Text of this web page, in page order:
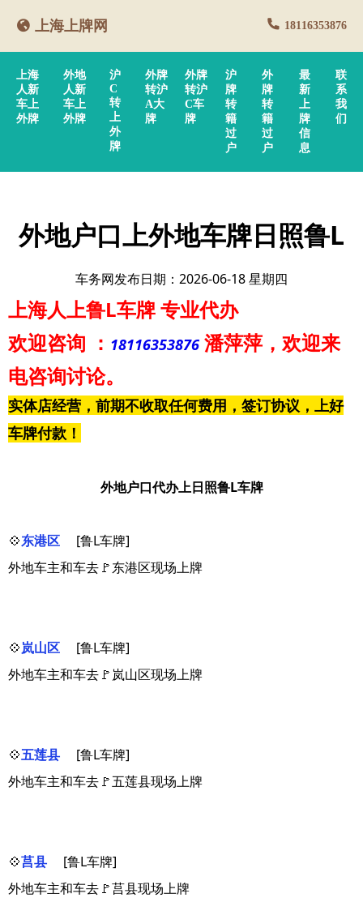
上海上牌网 18116353876
上海
人新
车上
外牌
外地
人新
车上
外牌
沪
C
转
上
外
牌
外牌
转沪
A大
牌
外牌
转沪
C车
牌
沪
牌
转
籍
过
户
外
牌
转
籍
过
户
最
新
上
牌
信
息
联
系
我
们
外地户口上外地车牌日照鲁L
车务网发布日期：2026-06-18 星期四
上海人上鲁L车牌专业代办
欢迎咨询 ： 18116353876 潘萍萍 ，欢迎来
电咨询讨论。
实体店经营，前期不收取任何费用，签订协议，上好
车牌付款！
外地户口代办上日照鲁L车牌
💠东港区
[鲁L车牌]
外地车主和车去🚩东港区现场上牌
💠岚山区
[鲁L车牌]
外地车主和车去🚩岚山区现场上牌
💠五莲县
[鲁L车牌]
外地车主和车去🚩五莲县现场上牌
💠莒县
[鲁L车牌]
外地车主和车去🚩莒县现场上牌